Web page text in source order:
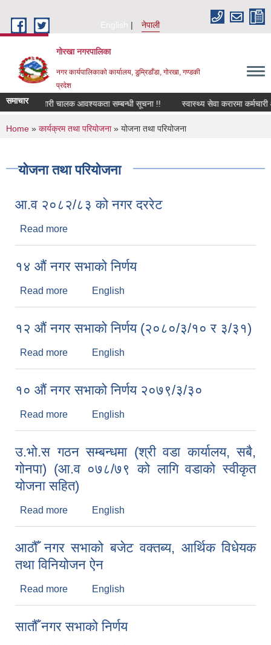
English
नेपाली
गोरखा नगरपालिका
नगर कार्यपालिकाको कार्यालय, डुम्रिडाँडा, गोरखा, गण्डकी
प्रदेश
समाचार सवारी चालक आवश्यकता सम्बन्धी सूचना !! स्वास्थ्य सेवा करारमा
You are here
Home » कार्यक्रम तथा परियोजना» योजना तथा परियोजना
योजना तथा परियोजना
आ.व २०८२/८३ को नगर दररेट
Read more
१४ औं नगर सभाको निर्णय
Read more about १४ औं नगर सभाको निर्णय
English
१२ औं नगर सभाको निर्णय (२०८०/३/१० र ३/३१)
Read more about १२ औं नगर सभाको निर्णय (२०८०/३/१० र ३/३१)
English
१० औं नगर सभाको निर्णय २०७९/३/३०
Read more about १० औं नगर सभाको निर्णय २०७९/३/३०
English
उ.भो.स गठन सम्बन्धमा (श्री वडा कार्यालय, सबै,
गोनपा) (आ.व ०७८/७९ को लागि वडाको स्वीकृत
योजना सहित)
Read more about उ.भो.स गठन सम्बन्धमा (श्री वडा कार्यालय, सबै,
English
आठौँ नगर सभाको बजेट वक्तब्य, आर्थिक विधेयक
तथा विनियोजन ऐन
Read more about आठौँ नगर सभाको बजेट वक्तब्य, आर्थिक विधेयक
English
सातौँ नगर सभाको निर्णय